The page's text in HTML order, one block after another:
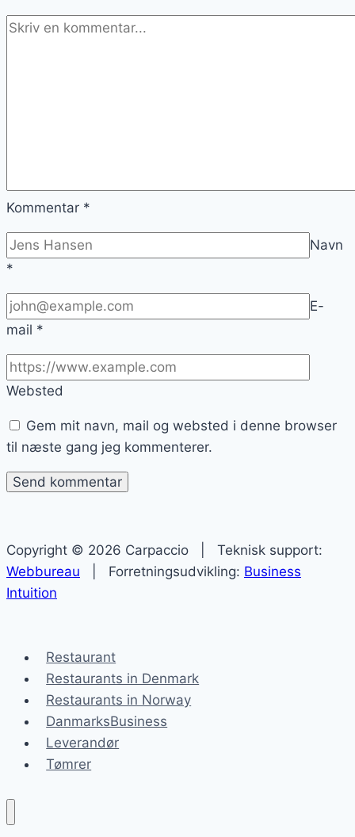
Kommentar *
Navn
*
E-
mail *
Websted
Gem mit navn, mail og websted i denne browser
til næste gang jeg kommenterer.
Copyright © 2026 Carpaccio | Teknisk support:
Webbureau | Forretningsudvikling: Business
Intuition
Restaurant
Restaurants in Denmark
Restaurants in Norway
DanmarksBusiness
Leverandør
Tømrer